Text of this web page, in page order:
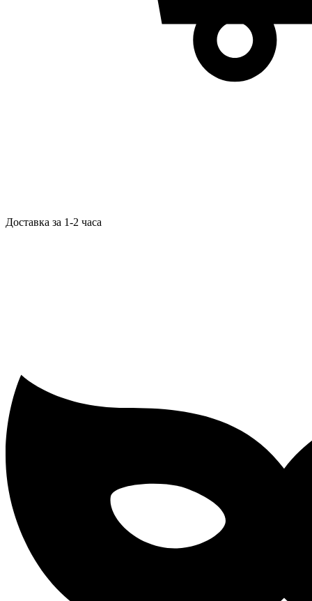
Доставка за 1-2 часа